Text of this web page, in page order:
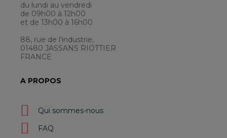
du lundi au vendredi
de 09h00 à 12h00
et de 13h00 à 16h00
88, rue de l'industrie,
01480 JASSANS RIOTTIER
FRANCE
A PROPOS
Qui sommes-nous
FAQ